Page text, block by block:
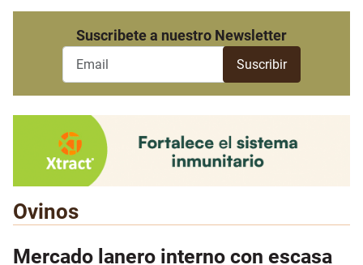
Suscribete a nuestro Newsletter
Ovinos
Mercado lanero interno con escasa